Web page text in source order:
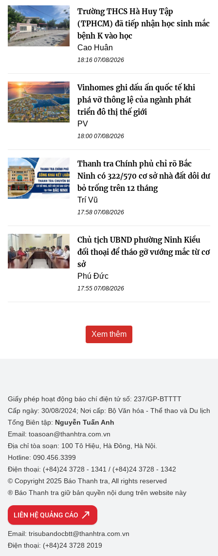
Trường THCS Hà Huy Tập
(TPHCM) đã tiếp nhận học sinh mắc
bệnh K vào học
Cao Huân
18:16 07/08/2026
Vinhomes ghi dấu ấn quốc tế khi
phá vỡ thông lệ của ngành phát
triển đô thị thế giới
PV
18:00 07/08/2026
Thanh tra Chính phủ chỉ rõ Bắc
Ninh có 322/570 cơ sở nhà đất dôi dư
bỏ trống trên 12 tháng
Trí Vũ
17:58 07/08/2026
Chủ tịch UBND phường Ninh Kiều
đối thoại để tháo gỡ vướng mắc từ cơ
sở
Phú Đức
17:55 07/08/2026
Xem thêm
Giấy phép hoạt động báo chí điện tử số: 237/GP-BTTTT
Cấp ngày: 30/08/2024; Nơi cấp: Bộ Văn hóa - Thể thao và Du lịch
Tổng Biên tập: Nguyễn Tuấn Anh
Email: toasoan@thanhtra.com.vn
Địa chỉ tòa soạn: 100 Tô Hiệu, Hà Đông, Hà Nội.
Hotline: 090.456.3399
Điện thoại: (+84)24 3728 - 1341 / (+84)24 3728 - 1342
© Copyright 2025 Báo Thanh tra, All rights reserved
® Báo Thanh tra giữ bản quyền nội dung trên website này
LIÊN HỆ QUẢNG CÁO
Email: trisubandocbtt@thanhtra.com.vn
Điện thoại: (+84)24 3728 2019